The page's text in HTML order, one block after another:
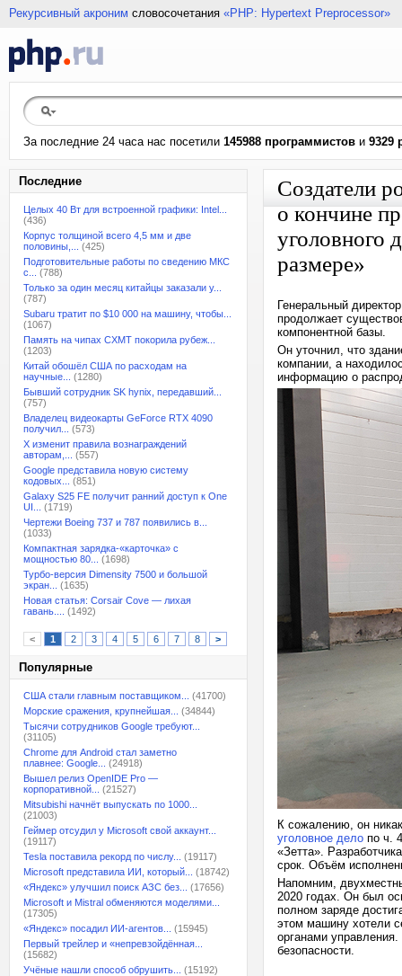
Рекурсивный акроним словосочетания «PHP: Hypertext Preprocessor»
За последние 24 часа нас посетили 145988 программистов и 9329
Последние
Целых 40 Вт для встроенной графики: Intel...
(436)
Корпус толщиной всего 4,5 мм и две
половины,...
(425)
Подготовительные работы по сведению МКС
с...
(788)
Только за один месяц китайцы заказали у...
(787)
Subaru тратит по $10 000 на машину, чтобы...
(1067)
Память на чипах CXMT покорила рубеж...
(1203)
Китай обошёл США по расходам на
научные...
(1280)
Бывший сотрудник SK hynix, передавший...
(757)
Владелец видеокарты GeForce RTX 4090
получил...
(573)
X изменит правила вознаграждений
авторам,...
(557)
Google представила новую систему
кодовых...
(851)
Galaxy S25 FE получит ранний доступ к One
UI...
(1719)
Чертежи Boeing 737 и 787 появились в...
(1033)
Компактная зарядка-«карточка» с
мощностью 80...
(1698)
Турбо-версия Dimensity 7500 и большой
экран...
(1635)
Новая статья: Corsair Cove — лихая
гавань....
(1492)
< 1 2 3 4 5 6 7 8 >
Популярные
США стали главным поставщиком...
(41700)
Морские сражения, крупнейшая...
(34844)
Тысячи сотрудников Google требуют...
(31105)
Chrome для Android стал заметно
плавнее: Google...
(24918)
Вышел релиз OpenIDE Pro —
корпоративной...
(21527)
Mitsubishi начнёт выпускать по 1000...
(21003)
Геймер отсудил у Microsoft свой аккаунт...
(19117)
Tesla поставила рекорд по числу...
(19117)
Microsoft представила ИИ, который...
(18742)
«Яндекс» улучшил поиск АЗС без...
(17656)
Microsoft и Mistral обменяются моделями...
(17305)
«Яндекс» посадил ИИ-агентов...
(15945)
Первый трейлер и «непревзойдённая...
(15682)
Учёные нашли способ обрушить...
(15192)
Создатели
о кончине
уголовного
размере»
Генеральный
продолжает
компонентной базы.
Он уточнил, что
компании, а
информацию о
К сожалению, он
уголовное дело по ч.
«Зетта».
срок. Объём
Напомним,
2020 годах. Он был
полном заряде
этом машину хотели
органами
безопасности.